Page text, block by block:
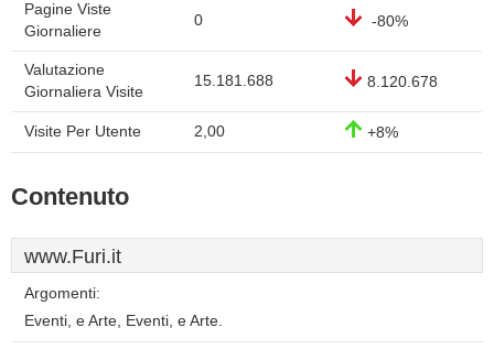
Pagine Viste
Giornaliere
0 -80%
Valutazione
Giornaliera Visite
15.181.688 8.120.678
Visite Per Utente 2,00 +8%
Contenuto
www.Furi.it
Argomenti:
Eventi, e Arte, Eventi, e Arte.